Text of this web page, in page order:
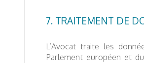
7. TRAITEMENT DE
L’Avocat traite les
Parlement européen et